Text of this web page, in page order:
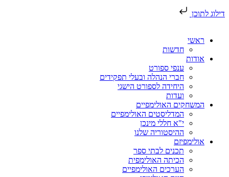
דילוג לתוכן
ראשי
חדשות
אודות
ענפי ספורט
חברי הנהלה ובעלי תפקידים
היחידה לספורט הישגי
ועדות
המשחקים האולימפיים
המדליסטים האולימפיים
י"א חללי מינכן
ההיסטוריה שלנו
אולימפיזם
תכנים לבתי ספר
הכיתה האולימפית
הערכים האולימפיים